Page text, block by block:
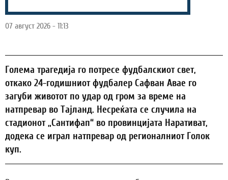
07 август 2026 - 11:13
Голема трагедија го потресе фудбалскиот свет,
откако 24-годишниот фудбалер Сафван Авае го
загуби животот по удар од гром за време на
натпревар во Тајланд. Несреќата се случила на
стадионот „Сантифап“ во провинцијата Наративат,
додека се играл натпревар од регионалниот Голок
куп.